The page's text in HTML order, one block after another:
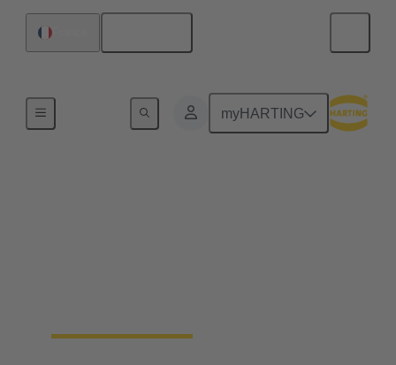
myHARTING
Connectivité d'Equipements